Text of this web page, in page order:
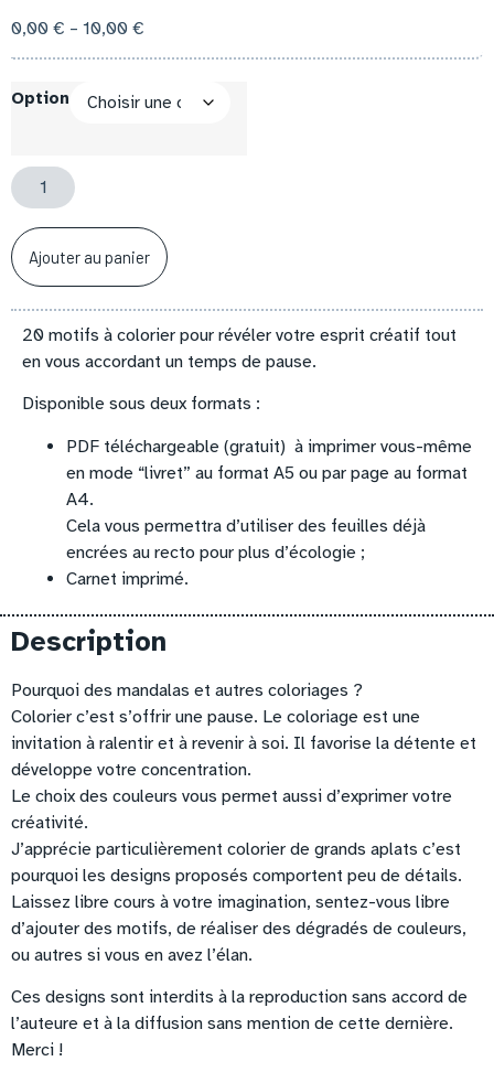
0,00 € – 10,00 €
Option
Ajouter au panier
20 motifs à colorier pour révéler votre esprit créatif tout
en vous accordant un temps de pause.
Disponible sous deux formats :
PDF téléchargeable (gratuit) à imprimer vous-même
en mode “livret” au format A5 ou par page au format
A4.
Cela vous permettra d’utiliser des feuilles déjà
encrées au recto pour plus d’écologie ;
Carnet imprimé.
Description
Pourquoi des mandalas et autres coloriages ?
Colorier c’est s’offrir une pause. Le coloriage est une
invitation à ralentir et à revenir à soi. Il favorise la détente et
développe votre concentration.
Le choix des couleurs vous permet aussi d’exprimer votre
créativité.
J’apprécie particulièrement colorier de grands aplats c’est
pourquoi les designs proposés comportent peu de détails.
Laissez libre cours à votre imagination, sentez-vous libre
d’ajouter des motifs, de réaliser des dégradés de couleurs,
ou autres si vous en avez l’élan.
Ces designs sont interdits à la reproduction sans accord de
l’auteure et à la diffusion sans mention de cette dernière.
Merci !